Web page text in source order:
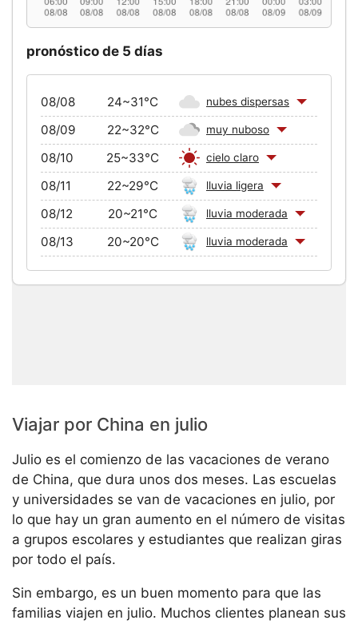
Viajar por China en julio
Julio es el comienzo de las vacaciones de verano
de China, que dura unos dos meses. Las escuelas
y universidades se van de vacaciones en julio, por
lo que hay un gran aumento en el número de visitas
a grupos escolares y estudiantes que realizan giras
por todo el país.
Sin embargo, es un buen momento para que las
familias viajen en julio. Muchos clientes planean sus